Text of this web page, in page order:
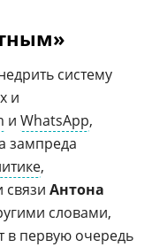
систему
и
и WhatsApp,
зампреда
,
Антона
словами,
в первую очередь